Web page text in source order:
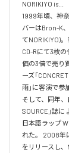
NORIKIYO is...
1999年頃、神
バーはBron-K
てNORIKIYO)
CD-Rにて3枚
価の3倍で売り
ーズ「
雨」に客演で参
そして、同年、
SOURCE」誌に
日本語ラップ
れた。 2008年
をリリースし